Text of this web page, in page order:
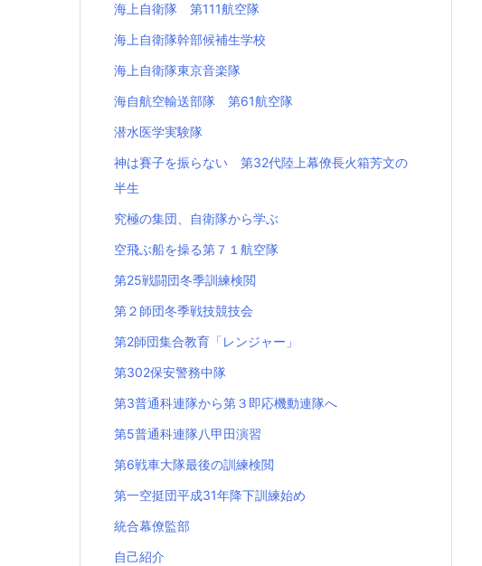
海上自衛隊 第111航空隊
海上自衛隊幹部候補生学校
海上自衛隊東京音楽隊
海自航空輸送部隊 第61航空隊
潜水医学実験隊
神は賽子を振らない 第32代陸上幕僚長火箱芳文の
半生
究極の集団、自衛隊から学ぶ
空飛ぶ船を操る第７１航空隊
第25戦闘団冬季訓練検閲
第２師団冬季戦技競技会
第2師団集合教育「レンジャー」
第302保安警務中隊
第3普通科連隊から第３即応機動連隊へ
第5普通科連隊八甲田演習
第6戦車大隊最後の訓練検閲
第一空挺団平成31年降下訓練始め
統合幕僚監部
自己紹介